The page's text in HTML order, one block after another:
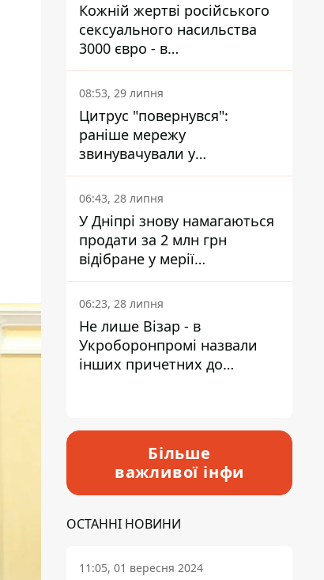
Кожній жертві російського
сексуального насильства
3000 євро - в
Мінсоцполітики пояснили
Інформатору, звідки на це
гроші
08:53, 29 липня
Цитрус "повернувся":
раніше мережу
звинувачували у
контрабанді техніки та
ухиленні від сплати
податків
06:43, 28 липня
У Дніпрі знову намагаються
продати за 2 млн грн
відібране у мерії
приміщення Укрпошти
06:23, 28 липня
Не лише Візар - в
Укроборонпромі назвали
інших причетних до
Більше
важливої інфи
ОСТАННІ НОВИНИ
11:05, 01 вересня 2024